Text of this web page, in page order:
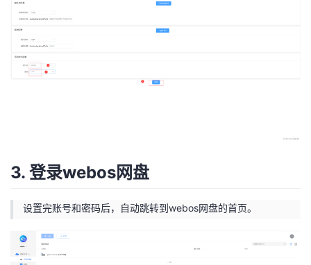
3. 登录webos网盘
设置完账号和密码后，自动跳转到webos网盘的首页。